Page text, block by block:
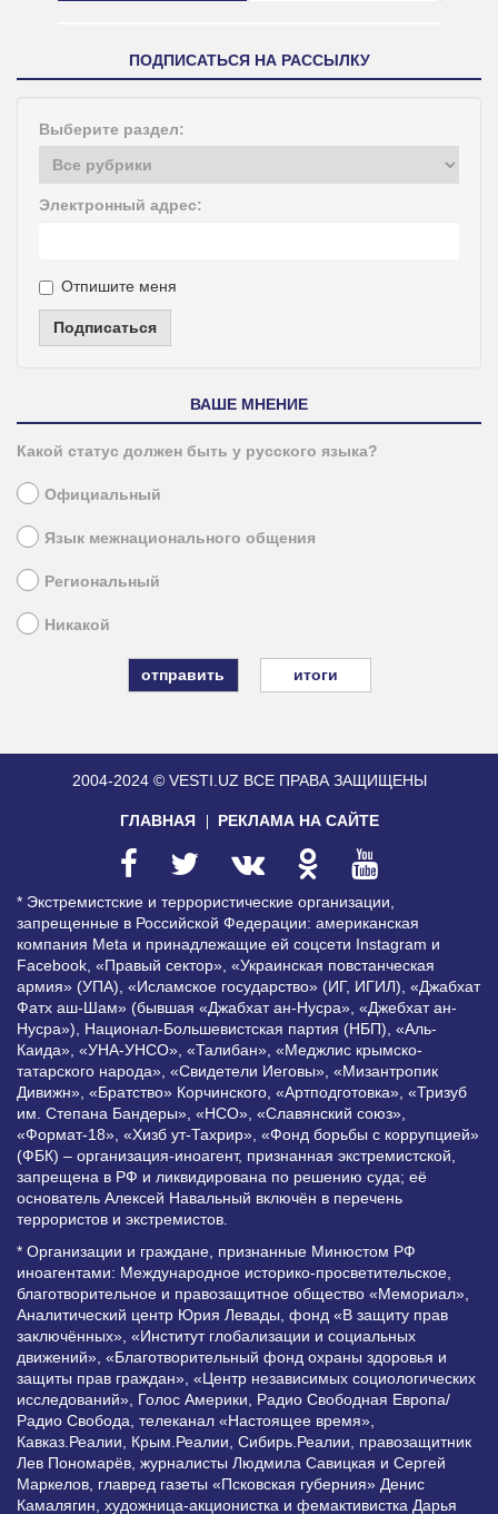
ПОДПИСАТЬСЯ НА РАССЫЛКУ
Выберите раздел:
Электронный адрес:
Отпишите меня
Подписаться
ВАШЕ МНЕНИЕ
Какой статус должен быть у русского языка?
Официальный
Язык межнационального общения
Региональный
Никакой
итоги
2004-2024 © VESTI.UZ ВСЕ ПРАВА ЗАЩИЩЕНЫ
ГЛАВНАЯ РЕКЛАМА НА САЙТЕ
* Экстремистские и террористические организации,
запрещенные в Российской Федерации: американская
компания Meta и принадлежащие ей соцсети Instagram и
Facebook, «Правый сектор», «Украинская повстанческая
армия» (УПА), «Исламское государство» (ИГ, ИГИЛ), «Джабхат
Фатх аш-Шам» (бывшая «Джабхат ан-Нусра», «Джебхат ан-
Нусра»), Национал-Большевистская партия (НБП), «Аль-
Каида», «УНА-УНСО», «Талибан», «Меджлис крымско-
татарского народа», «Свидетели Иеговы», «Мизантропик
Дивижн», «Братство» Корчинского, «Артподготовка», «Тризуб
им. Степана Бандеры», «НСО», «Славянский союз»,
«Формат-18», «Хизб ут-Тахрир», «Фонд борьбы с коррупцией»
(ФБК) – организация-иноагент, признанная экстремистской,
запрещена в РФ и ликвидирована по решению суда; её
основатель Алексей Навальный включён в перечень
террористов и экстремистов.
* Организации и граждане, признанные Минюстом РФ
иноагентами: Международное историко-просветительское,
благотворительное и правозащитное общество «Мемориал»,
Аналитический центр Юрия Левады, фонд «В защиту прав
заключённых», «Институт глобализации и социальных
движений», «Благотворительный фонд охраны здоровья и
защиты прав граждан», «Центр независимых социологических
исследований», Голос Америки, Радио Свободная Европа/
Радио Свобода, телеканал «Настоящее время»,
Кавказ.Реалии, Крым.Реалии, Сибирь.Реалии, правозащитник
Лев Пономарёв, журналисты Людмила Савицкая и Сергей
Маркелов, главред газеты «Псковская губерния» Денис
Камалягин, художница-акционистка и фемактивистка Дарья